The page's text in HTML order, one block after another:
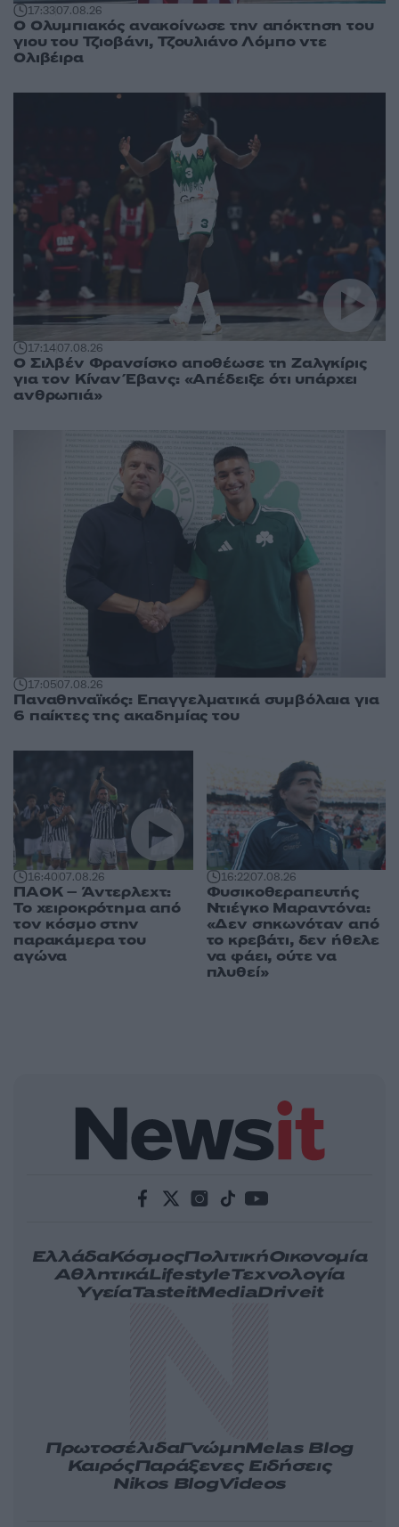
17:3307.08.26
Ο Ολυμπιακός ανακοίνωσε την απόκτηση του
γιου του Τζιοβάνι, Τζουλιάνο Λόμπο ντε
Ολιβέιρα
17:1407.08.26
Ο Σιλβέν Φρανσίσκο αποθέωσε τη Ζαλγκίρις
για τον Κίναν Έβανς: «Απέδειξε ότι υπάρχει
ανθρωπιά»
17:0507.08.26
Παναθηναϊκός: Επαγγελματικά συμβόλαια για
6 παίκτες της ακαδημίας του
16:4007.08.26
ΠΑΟΚ – Άντερλεχτ:
Το χειροκρότημα από
τον κόσμο στην
παρακάμερα του
αγώνα
16:2207.08.26
Φυσικοθεραπευτής
Ντιέγκο Μαραντόνα:
«Δεν σηκωνόταν από
το κρεβάτι, δεν ήθελε
να φάει, ούτε να
πλυθεί»
ΕλλάδαΚόσμοςΠολιτικήΟικονομία
ΑθλητικάLifestyleΤεχνολογία
ΥγείαTasteitMediaDriveit
ΠρωτοσέλιδαΓνώμηMelas Blog
ΚαιρόςΠαράξενες Ειδήσεις
Nikos BlogVideos